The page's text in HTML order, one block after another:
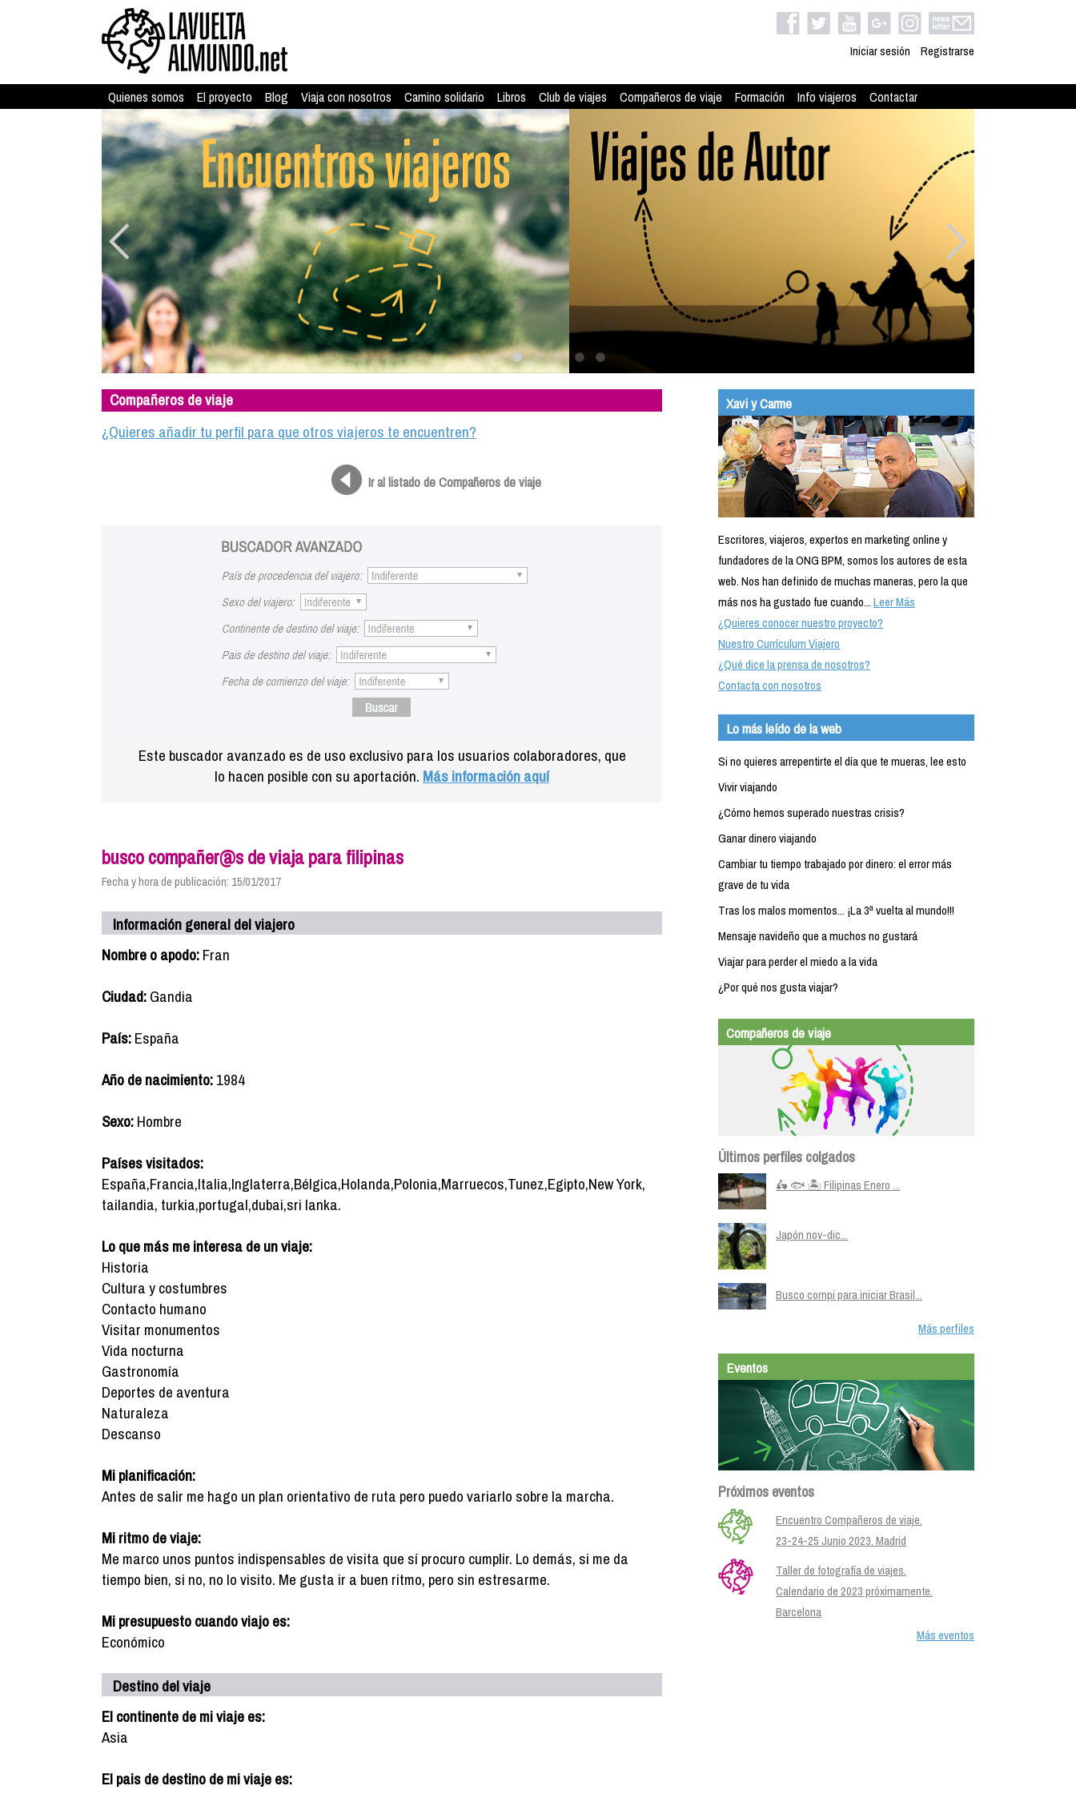
Iniciar sesión Registrarse
Quienes somos El proyecto Blog Viaja con nosotros Camino solidario Libros Club de viajes Compañeros de viaje Formación Info viajeros Contactar
Compañeros de viaje
¿Quieres añadir tu perfil para que otros viajeros te encuentren?
Ir al listado de Compañeros de viaje
Este buscador avanzado es de uso exclusivo para los usuarios colaboradores, que
lo hacen posible con su aportación. Más información aquí
busco compañer@s de viaja para filipinas
Fecha y hora de publicación: 15/01/2017
Información general del viajero
Nombre o apodo:Fran
Ciudad:Gandia
País:España
Año de nacimiento:1984
Sexo:Hombre
Países visitados:
España,Francia,Italia,Inglaterra,Bélgica,Holanda,Polonia,Marruecos,Tunez,Egipto,New York,
tailandia, turkia,portugal,dubai,sri lanka.
Lo que más me interesa de un viaje:
Historia
Cultura y costumbres
Contacto humano
Visitar monumentos
Vida nocturna
Gastronomía
Deportes de aventura
Naturaleza
Descanso
Mi planificación:
Antes de salir me hago un plan orientativo de ruta pero puedo variarlo sobre la marcha.
Mi ritmo de viaje:
Me marco unos puntos indispensables de visita que sí procuro cumplir. Lo demás, si me da
tiempo bien, si no, no lo visito. Me gusta ir a buen ritmo, pero sin estresarme.
Mi presupuesto cuando viajo es:
Económico
Destino del viaje
El continente de mi viaje es:
Asia
El pais de destino de mi viaje es:
Xavi y Carme
Escritores, viajeros, expertos en marketing online y
fundadores de la ONG BPM, somos los autores de esta
web. Nos han definido de muchas maneras, pero la que
más nos ha gustado fue cuando...Leer Más
¿Quieres conocer nuestro proyecto?
Nuestro Currículum Viajero
¿Qué dice la prensa de nosotros?
Contacta con nosotros
Lo más leído de la web
Si no quieres arrepentirte el día que te mueras, lee esto
Vivir viajando
¿Cómo hemos superado nuestras crisis?
Ganar dinero viajando
Cambiar tu tiempo trabajado por dinero: el error más
grave de tu vida
Tras los malos momentos... ¡La 3ª vuelta al mundo!!!
Mensaje navideño que a muchos no gustará
Viajar para perder el miedo a la vida
¿Por qué nos gusta viajar?
Compañeros de viaje
Últimos perfiles colgados
🛵 🐟 🏝️ Filipinas Enero ...
Japón nov-dic...
Busco compi para iniciar Brasil...
Más perfiles
Eventos
Próximos eventos
Encuentro Compañeros de viaje.
23-24-25 Junio 2023. Madrid
Taller de fotografía de viajes.
Calendario de 2023 próximamente.
Barcelona
Más eventos